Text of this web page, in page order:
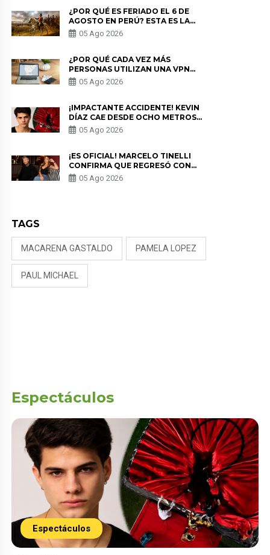
¿POR QUÉ ES FERIADO EL 6 DE
AGOSTO EN PERÚ? ESTA ES LA
HISTORIA
05 Ago 2026
¿POR QUÉ CADA VEZ MÁS
PERSONAS UTILIZAN UNA VPN
PARA PROTEGER SU
PRIVACIDAD?
05 Ago 2026
¡IMPACTANTE ACCIDENTE! KEVIN
DÍAZ CAE DESDE OCHO METROS
EN “ESTO ES GUERRA” Y GENERA
PREOCUPACIÓN
05 Ago 2026
¡ES OFICIAL! MARCELO TINELLI
CONFIRMA QUE REGRESÓ CON
MILETT FIGUEROA: “EL AMOR
PUDO MÁS”
05 Ago 2026
TAGS
MACARENA GASTALDO PAMELA LOPEZ
PAUL MICHAEL
Espectáculos
Espectáculos